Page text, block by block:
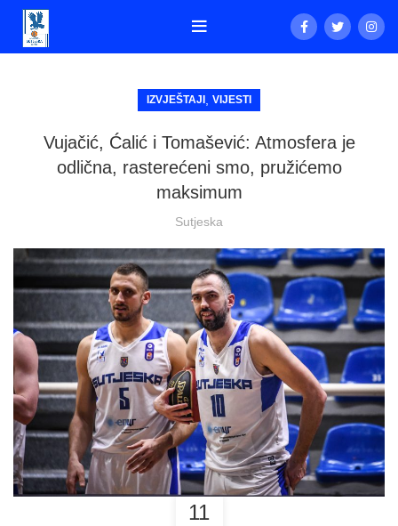
IZVJEŠTAJI VIJESTI
Vujačić, Ćalić i Tomašević: Atmosfera je
odlična, rasterećeni smo, pružićemo
maksimum
Sutjeska
11